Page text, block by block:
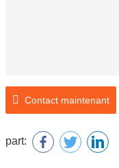
Contact maintenant
part: